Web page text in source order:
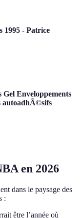
1995 - Patrice
Gel Enveloppements
autoadhÃ©sifs
en 2026
dans le paysage des
:
être l’année où